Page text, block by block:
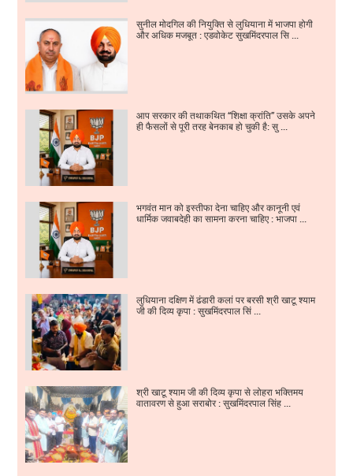
सुनील मोदगिल की नियुक्ति से लुधियाना में भाजपा होगी
और अधिक मजबूत : एडवोकेट सुखमिंदरपाल सि ...
आप सरकार की तथाकथित “शिक्षा क्रांति” उसके अपने
ही फैसलों से पूरी तरह बेनकाब हो चुकी है: सु ...
भगवंत मान को इस्तीफा देना चाहिए और कानूनी एवं
धार्मिक जवाबदेही का सामना करना चाहिए : भाजपा ...
लुधियाना दक्षिण में ढंडारी कलां पर बरसी श्री खाटू श्याम
जी की दिव्य कृपा : सुखमिंदरपाल सिं ...
श्री खाटू श्याम जी की दिव्य कृपा से लोहरा भक्तिमय
वातावरण से हुआ सराबोर : सुखमिंदरपाल सिंह ...